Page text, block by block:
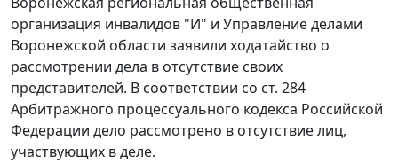
организация инвалидов "И" и Управление делами
Воронежской области заявили ходатайство о
рассмотрении дела в отсутствие своих
представителей. В соответствии со ст. 284
Арбитражного процессуального кодекса Российской
Федерации дело рассмотрено в отсутствие лиц,
участвующих в деле.